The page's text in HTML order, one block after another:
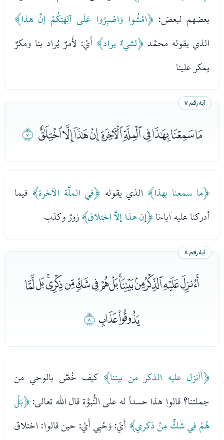
بعضهم لبعض:﴿امْشُوا وَاصْبِرُوا عَلَى آلِهَتِكُمْ إنَّ هذا﴾
الذي يقوله محمَّد ﴿لشيءٌ يراد﴾ أَيْ: لأَمرٌ يُراد بنا ومكرٌ
يمكر علينا
آية رقم ٧
ﮍﮎﮏﮐﮑﮒﮓﮔﮕﮖ ﮗ
﴿ما سمعنا بهذا﴾ الذي يقوله ﴿في الملَّة الآخرة﴾ فيما
أدركنا عليه آباءنا﴿إن هذا إلاَّ اختلاق﴾زورٌ وكذب
آية رقم ٨
ﮘﮙﮚﮛﮜﮝﮞﮟﮠﮡﮢﮣﮤﮥﮦ
ﮧﮨﮩ
﴿أَأنزل عليه الذكر من بيننا﴾ كيف خُصَّ بالوحي من
جملتنا؟ قالوا هذا حسداً له على النُّبوَّة قال الله تعالى:﴿بَلْ
هُمْ فِي شَكٍّ مِنْ ذكري﴾أَيْ: وَحْيِي أَيْ: حين قالوا: اختلاق